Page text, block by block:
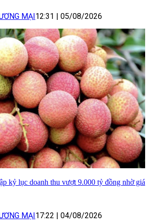
MẠI 12:31 05/08/2026
kỷ lục doanh thu vượt 9.000 tỷ đồng nhờ giá
MẠI 17:22 04/08/2026